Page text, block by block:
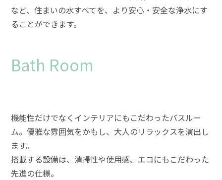
など、住まいの水すべてを、より安心・安全な浄水にす
ることができます。
Bath Room
機能性だけでなくインテリアにもこだわったバスルー
ム。優雅な雰囲気をかもし、大人のリラックスを演出し
ます。
搭載する設備は、清掃性や使用感、エコにもこだわった
先進の仕様。